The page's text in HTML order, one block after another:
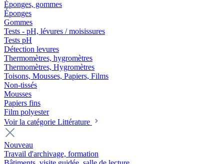
Éponges, gommes
Éponges
Gommes
Tests - pH, lévures / moisissures
Tests pH
Détection levures
Thermomètres, hygromètres
Thermomètres, Hygromètres
Toisons, Mousses, Papiers, Films
Non-tissés
Mousses
Papiers fins
Film polyester
Voir la catégorie Littérature
Nouveau
Travail d'archivage, formation